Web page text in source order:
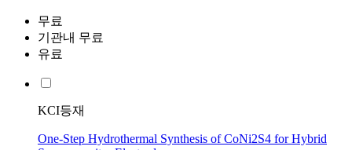
무료
기관내 무료
유료
KCI등재
One-Step Hydrothermal Synthesis of CoNi2S4 for Hybrid